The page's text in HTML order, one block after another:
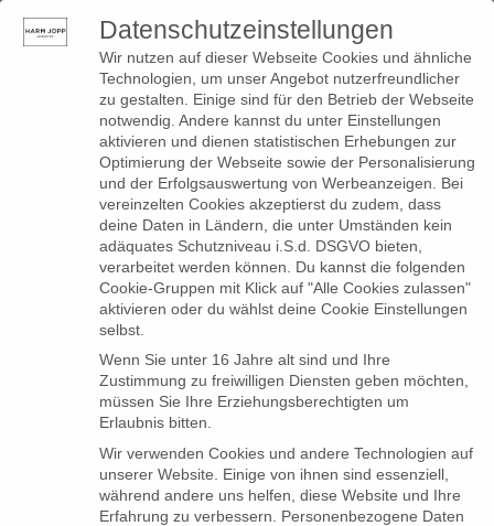
Toggle
This is heading 1
This is heading 2
This is heading 3
This is heading 4
You delivered your assignment ontime.
Thanks Mahnaz
This is paragraph one and should be on top
Datenschutzeinstellungen
Wir nutzen auf dieser Webseite Cookies und ähnliche
Technologien, um unser Angebot nutzerfreundlicher
zu gestalten. Einige sind für den Betrieb der Webseite
notwendig. Andere kannst du unter Einstellungen
aktivieren und dienen statistischen Erhebungen zur
Optimierung der Webseite sowie der Personalisierung
und der Erfolgsauswertung von Werbeanzeigen. Bei
vereinzelten Cookies akzeptierst du zudem, dass
deine Daten in Ländern, die unter Umständen kein
adäquates Schutzniveau i.S.d. DSGVO bieten,
verarbeitet werden können. Du kannst die folgenden
Cookie-Gruppen mit Klick auf "Alle Cookies zulassen"
aktivieren oder du wählst deine Cookie Einstellungen
selbst.
Wenn Sie unter 16 Jahre alt sind und Ihre
Zustimmung zu freiwilligen Diensten geben möchten,
müssen Sie Ihre Erziehungsberechtigten um
Erlaubnis bitten.
Wir verwenden Cookies und andere Technologien auf
unserer Website. Einige von ihnen sind essenziell,
während andere uns helfen, diese Website und Ihre
Erfahrung zu verbessern.
Personenbezogene Daten